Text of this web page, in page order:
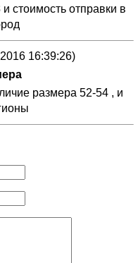
стоимость отправки в
16:39:26)
размера 52-54 , и